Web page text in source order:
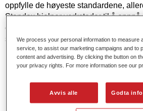
oppfylle de høyeste standardene,
Standox hjelper verksteder til å oppnå
enten det gjelder reparasjoner i
spesielle og utfordrende.
Produktfunksjoner
Eksepsjonell fargenøyaktighet.
Utmerket flekkekontroll.
Fremragende flytegenskaper.
We process your personal information to measure
service, to assist our marketing campaigns and to
content and advertising. By clicking the button on
your privacy rights. For more information see our
Avvis alle Godta